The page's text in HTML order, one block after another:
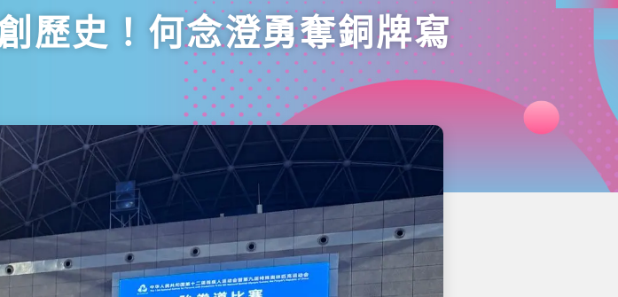
歷史！何念澄勇奪銅牌寫